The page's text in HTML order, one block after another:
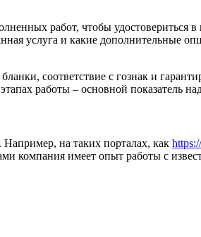
работ, чтобы удостовериться в
услуга и какие дополнительные
соответствие с гознак и
работы – основной показатель
на таких порталах, как
компания имеет опыт работы с